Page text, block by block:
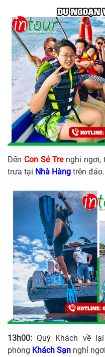
Đến Con Sẻ Trenghỉ ngơi,
trưa tại Nhà Hàng trên đảo.
13h00: Quý Khách về
phòng Khách Sạn nghỉ